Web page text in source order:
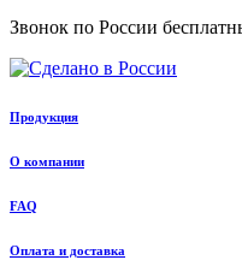
Звонок по России
Продукция
О компании
FAQ
Оплата и доставка